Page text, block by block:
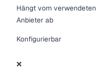
Hängt vom verwendeten
Anbieter ab
Konfigurierbar
❌